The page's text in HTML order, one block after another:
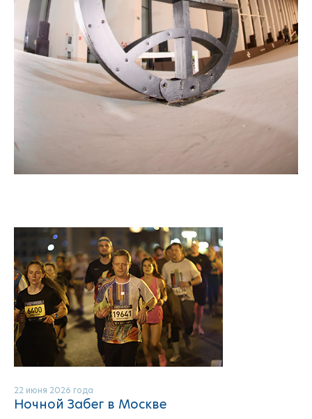
22 июня 2026 года
Ночной Забег в Москве